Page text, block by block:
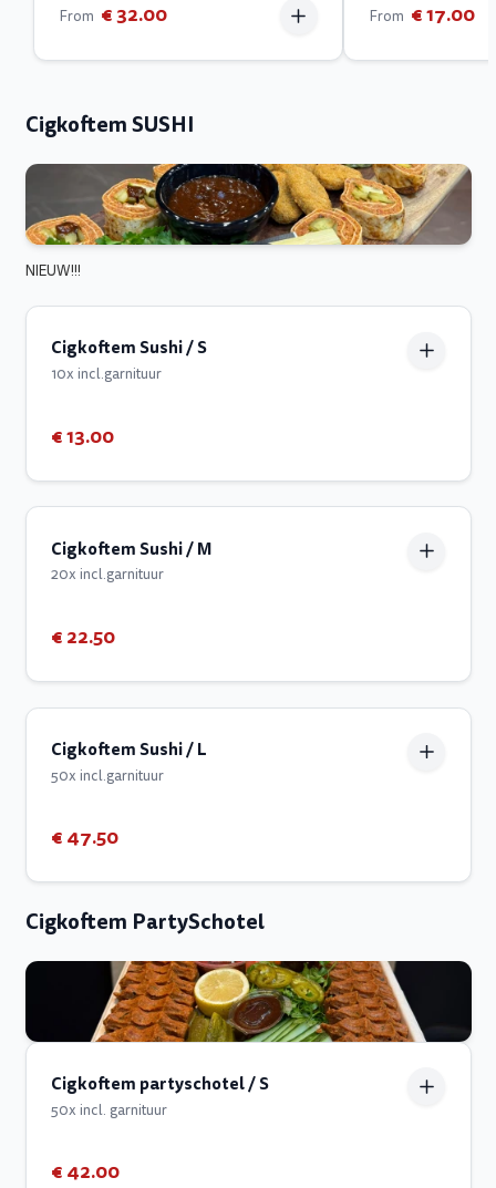
From € 32.00 From € 17.00
Cigkoftem SUSHI
NIEUW!!!
Cigkoftem Sushi / S
10x incl.garnituur
€ 13.00
Cigkoftem Sushi / M
20x incl.garnituur
€ 22.50
Cigkoftem Sushi / L
50x incl.garnituur
€ 47.50
Cigkoftem PartySchotel
Cigkoftem partyschotel / S
50x incl. garnituur
€ 42.00